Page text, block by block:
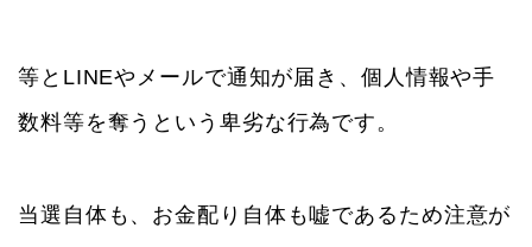
等とLINEやメールで通知が届き、個人情報や手
数料等を奪うという卑劣な行為です。
当選自体も、お金配り自体も嘘であるため注意が